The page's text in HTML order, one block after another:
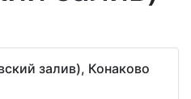
залив), Конаково